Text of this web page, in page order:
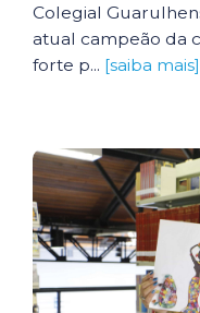
Colegial
atual campeão da
forte p... [saiba mais]